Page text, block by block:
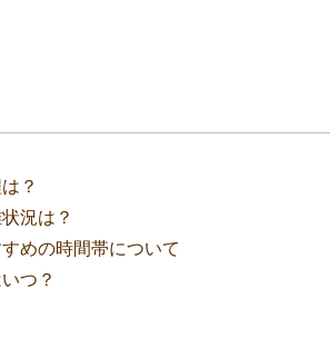
？
況は？
めの時間帯について
つ？